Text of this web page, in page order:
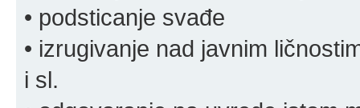
• podsticanje svađe
• izrugivanje nad javnim
i sl.